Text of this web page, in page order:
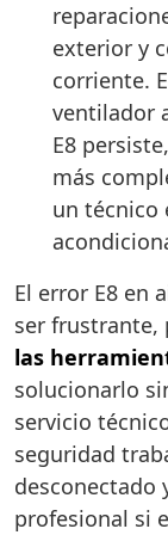
exterior y
corriente.
ventilador
E8
más
un técnico
El error E8 en
ser frustrante,
las
solucionarlo
servicio
seguridad
desconectado
profesional si